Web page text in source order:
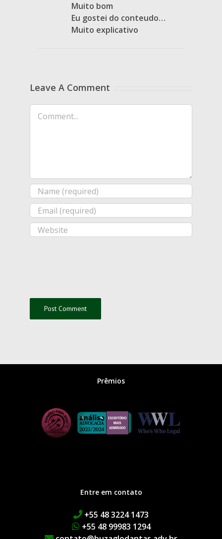
Muito bom
Eu gostei do conteudo…
Muito explicativo
Leave A Comment
Comment
Prêmios
Entre em contato
+55 48 3224 1473
+55 48 99983 1294